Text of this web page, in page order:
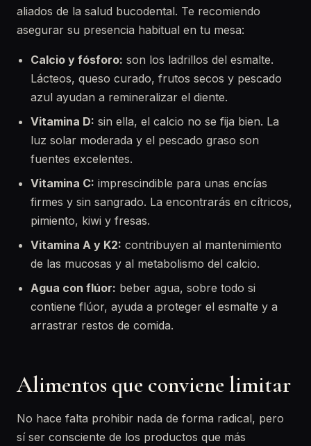
aliados de la salud bucodental. Te recomiendo
asegurar su presencia habitual en tu mesa:
Calcio y fósforo: son los ladrillos del esmalte.
Lácteos, queso curado, frutos secos y pescado
azul ayudan a remineralizar el diente.
Vitamina D: sin ella, el calcio no se fija bien. La
luz solar moderada y el pescado graso son
fuentes excelentes.
Vitamina C: imprescindible para unas encías
firmes y sin sangrado. La encontrarás en cítricos,
pimiento, kiwi y fresas.
Vitamina A y K2: contribuyen al mantenimiento
de las mucosas y al metabolismo del calcio.
Agua con flúor: beber agua, sobre todo si
contiene flúor, ayuda a proteger el esmalte y a
arrastrar restos de comida.
Alimentos que conviene limitar
No hace falta prohibir nada de forma radical, pero
sí ser consciente de los productos que más